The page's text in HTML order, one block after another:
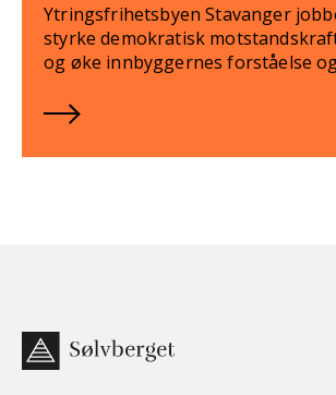
Ytringsfrihetsbyen Stavanger
styrke demokratisk
og øke innbyggernes forståelse
både kan bruke og beskytte den.